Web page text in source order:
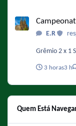
E.R
Grêmio 2 x 1
3 horas3 h
Quem Está